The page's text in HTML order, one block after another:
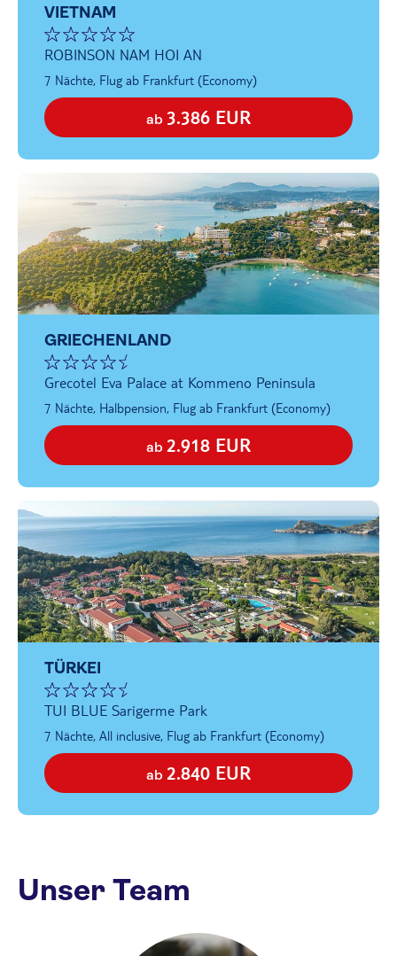
VIETNAM
ROBINSON NAM HOI AN
7 Nächte, Flug ab Frankfurt (Economy)
ab 3.386 EUR
GRIECHENLAND
Grecotel Eva Palace at Kommeno Peninsula
7 Nächte, Halbpension, Flug ab Frankfurt (Economy)
ab 2.918 EUR
TÜRKEI
TUI BLUE Sarigerme Park
7 Nächte, All inclusive, Flug ab Frankfurt (Economy)
ab 2.840 EUR
Unser Team